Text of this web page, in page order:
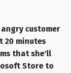
customer
20 minutes
that she'll
Store to